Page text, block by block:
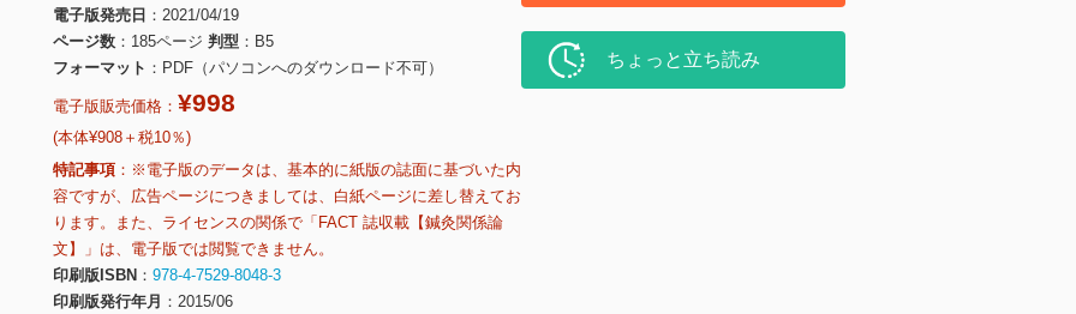
電子版発売日
2021/04/19
ページ数
185ページ 判型
B5
フォーマット
PDF（パソコンへのダウンロード不可）
電子版販売価格： ¥998
(本体¥908＋税10％)
特記事項
※電子版のデータは、基本的に紙版の誌面に基づいた内
容ですが、広告ページにつきましては、白紙ページに差し替えてお
ります。また、ライセンスの関係で「FACT 誌収載【鍼灸関係論
文】」は、電子版では閲覧できません。
印刷版ISBN
978-4-7529-8048-3
印刷版発行年月
2015/06
ちょっと立ち読み